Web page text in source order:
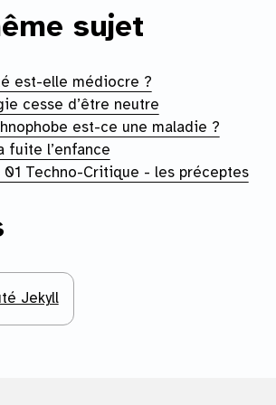
sujet
est-elle médiocre ?
cesse d’être neutre
est-ce une maladie ?
fuite l’enfance
01 Techno-Critique - les préceptes
Jekyll